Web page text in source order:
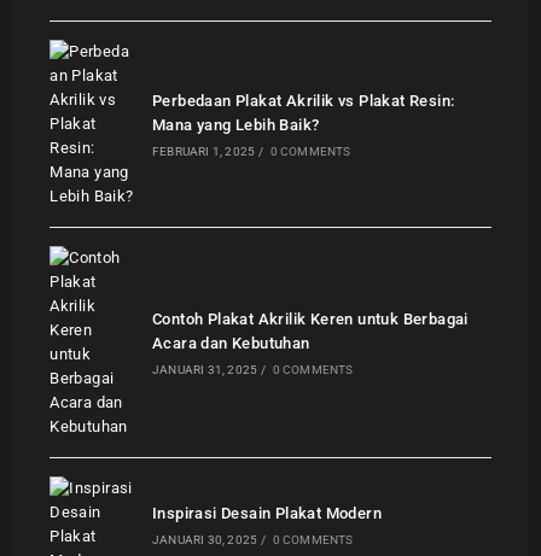
Perbedaan Plakat Akrilik vs Plakat Resin:
Mana yang Lebih Baik?
FEBRUARI 1, 2025 / 0 COMMENTS
Contoh Plakat Akrilik Keren untuk Berbagai
Acara dan Kebutuhan
JANUARI 31, 2025 / 0 COMMENTS
Inspirasi Desain Plakat Modern
JANUARI 30, 2025 / 0 COMMENTS